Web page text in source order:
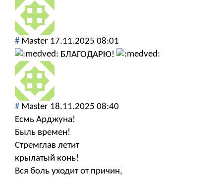
# Мaster 17.11.2025 08:01
БЛАГОДАРЮ!
# Мaster 18.11.2025 08:40
Есмь Арджуна!
Быль времен!
Стремглав летит
крылатый конь!
Вся боль уходит от причин,